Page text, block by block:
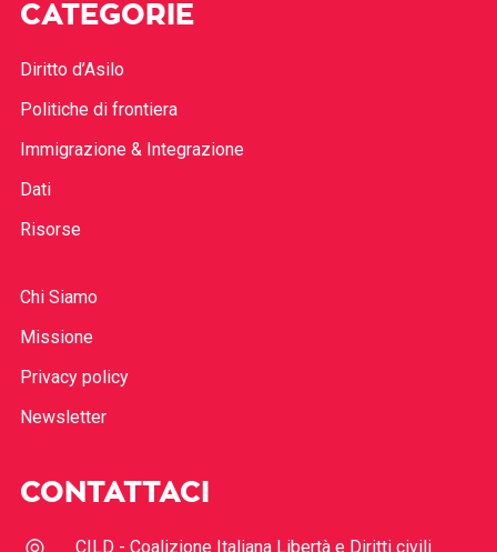
CATEGORIE
Diritto d’Asilo
Politiche di frontiera
Immigrazione & Integrazione
Dati
Risorse
Chi Siamo
Missione
Privacy policy
Newsletter
CONTATTACI
CILD - Coalizione Italiana Libertà e Diritti civili